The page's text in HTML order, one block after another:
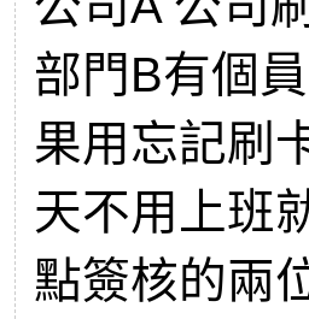
部門B有個
果用忘記刷
天不用上班
點簽核的兩